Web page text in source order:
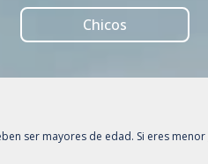
Chicos
ser mayores de edad. Si eres menor